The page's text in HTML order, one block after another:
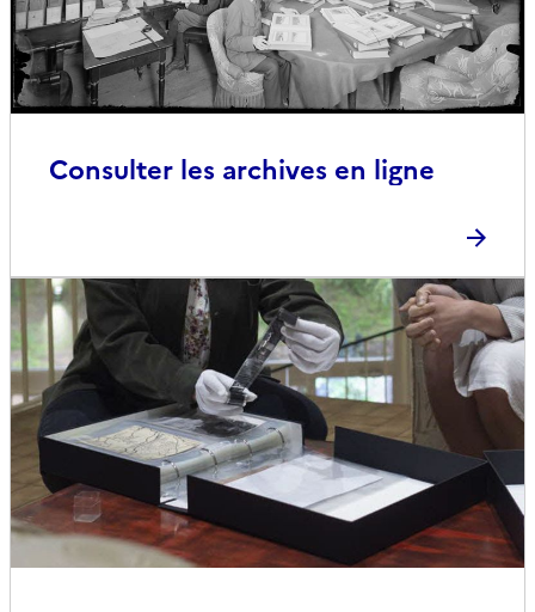
Consulter les archives en ligne